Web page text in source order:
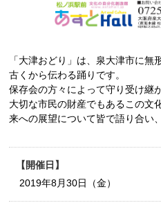
「大津おどり」は、泉大津市に
古くから伝わる踊りです。
保存会の方々によって守り受け継
大切な市民の財産でもあるこの文
来への展望について皆で語り合い
開催日
2019年8月30日（金）